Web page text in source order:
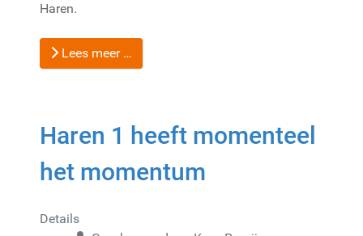
Haren.
Lees meer …
Haren 1 heeft momenteel
het momentum
Details